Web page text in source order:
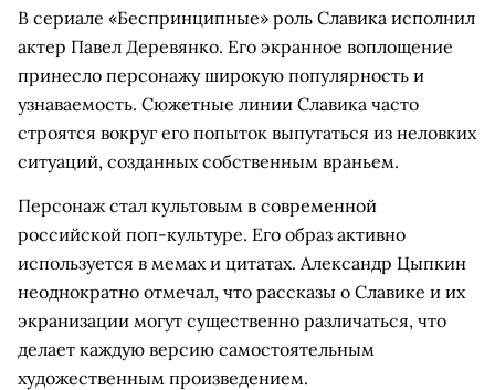
В сериале «Беспринципные» роль Славика исполнил
актер Павел Деревянко. Его экранное воплощение
принесло персонажу широкую популярность и
узнаваемость. Сюжетные линии Славика часто
строятся вокруг его попыток выпутаться из неловких
ситуаций, созданных собственным враньем.
Персонаж стал культовым в современной
российской поп-культуре. Его образ активно
используется в мемах и цитатах. Александр Цыпкин
неоднократно отмечал, что рассказы о Славике и их
экранизации могут существенно различаться, что
делает каждую версию самостоятельным
художественным произведением.